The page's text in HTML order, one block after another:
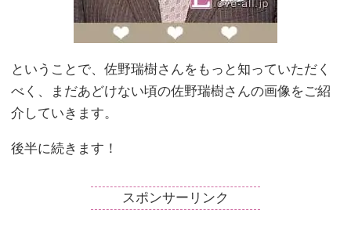
ということで、佐野瑞樹さんをもっと知っていただく
べく、まだあどけない頃の佐野瑞樹さんの画像をご紹
介していきます。
後半に続きます！
スポンサーリンク